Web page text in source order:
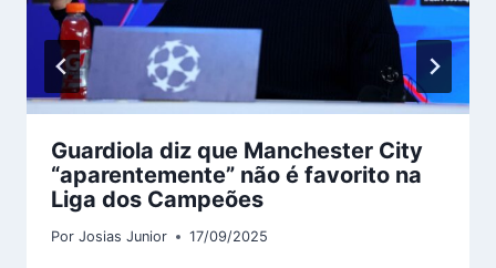
Guardiola diz que Manchester City
“aparentemente” não é favorito na
Liga dos Campeões
Por Josias Junior 17/09/2025